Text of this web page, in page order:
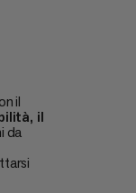
il
il
da